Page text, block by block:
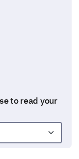
to read your